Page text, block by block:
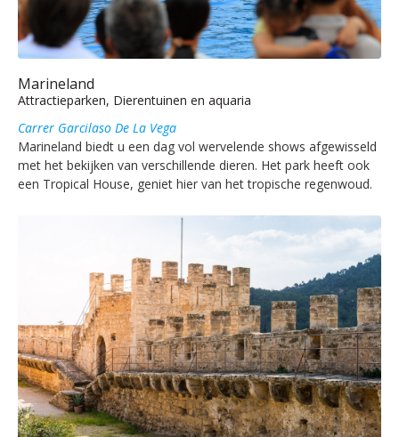
Marineland
Attractieparken, Dierentuinen en aquaria
Carrer Garcilaso De La Vega
Marineland biedt u een dag vol wervelende shows afgewisseld
met het bekijken van verschillende dieren. Het park heeft ook
een Tropical House, geniet hier van het tropische regenwoud.